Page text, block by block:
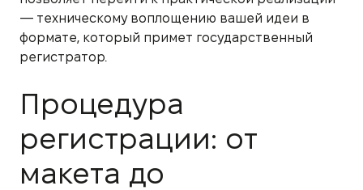
— техническому воплощению вашей идеи в
формате, который примет государственный
регистратор.
Процедура
регистрации: от
макета до